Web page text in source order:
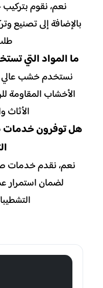
نعم، نقوم بتركيب
بالإضافة إلى
ما المواد التي
نستخدم خشب عالي
الأخشاب المقاومة
الأثاث
هل توفرون خدمات
نعم، نقدم خدمات
لضمان استمرار